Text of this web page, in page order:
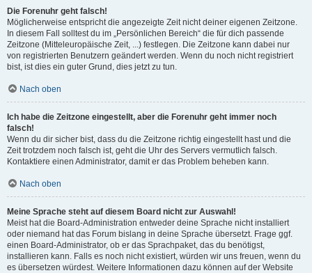
Die Forenuhr geht falsch!
Möglicherweise entspricht die angezeigte Zeit nicht deiner eigenen Zeitzone.
In diesem Fall solltest du im „Persönlichen Bereich“ die für dich passende
Zeitzone (Mitteleuropäische Zeit, ...) festlegen. Die Zeitzone kann dabei nur
von registrierten Benutzern geändert werden. Wenn du noch nicht registriert
bist, ist dies ein guter Grund, dies jetzt zu tun.
Nach oben
Ich habe die Zeitzone eingestellt, aber die Forenuhr geht immer noch
falsch!
Wenn du dir sicher bist, dass du die Zeitzone richtig eingestellt hast und die
Zeit trotzdem noch falsch ist, geht die Uhr des Servers vermutlich falsch.
Kontaktiere einen Administrator, damit er das Problem beheben kann.
Nach oben
Meine Sprache steht auf diesem Board nicht zur Auswahl!
Meist hat die Board-Administration entweder deine Sprache nicht installiert
oder niemand hat das Forum bislang in deine Sprache übersetzt. Frage ggf.
einen Board-Administrator, ob er das Sprachpaket, das du benötigst,
installieren kann. Falls es noch nicht existiert, würden wir uns freuen, wenn du
es übersetzen würdest. Weitere Informationen dazu können auf der Website